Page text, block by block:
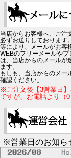
当店からお客様へ、ご注
必ずお送りしております
等により、メールがお客
WEBのフリーメールや
は、当店からのメールが
ます。
もしも、当店からのメー
確認ください。
※ご注文後【3営業日
ですが、お電話より（
※営業日のお知